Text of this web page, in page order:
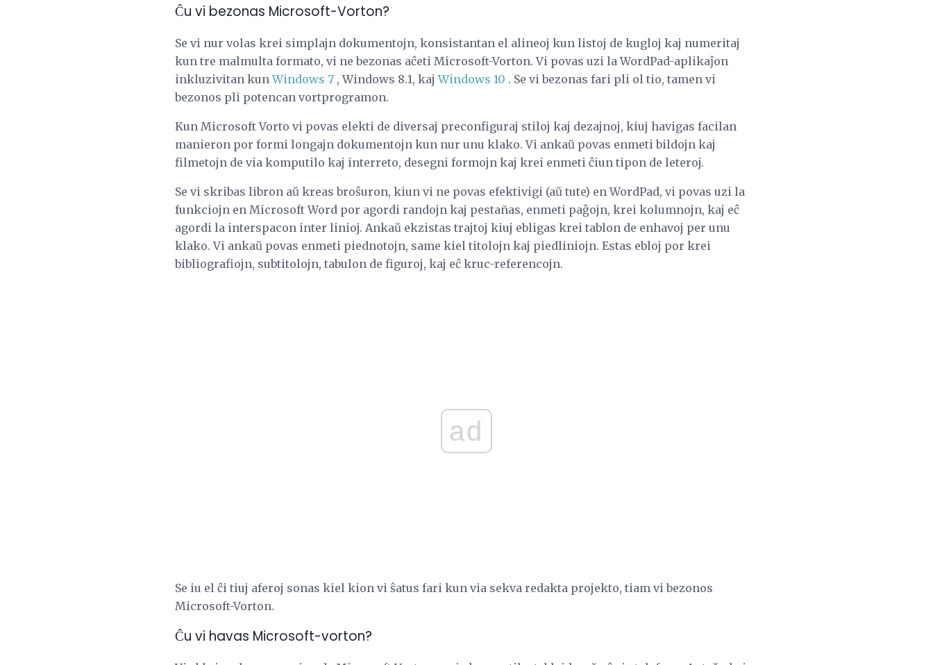
Ĉu vi bezonas Microsoft-Vorton?
Se vi nur volas krei simplajn dokumentojn, konsistantan el alineoj kun listoj de kugloj kaj numeritaj
kun tre malmulta formato, vi ne bezonas aĉeti Microsoft-Vorton. Vi povas uzi la WordPad-aplikaĵon
inkluzivitan kunWindows 7 , Windows 8.1, kajWindows 10 . Se vi bezonas fari pli ol tio, tamen vi
bezonos pli potencan vortprogramon.
Kun Microsoft Vorto vi povas elekti de diversaj preconfiguraj stiloj kaj dezajnoj, kiuj havigas facilan
manieron por formi longajn dokumentojn kun nur unu klako. Vi ankaŭ povas enmeti bildojn kaj
filmetojn de via komputilo kaj interreto, desegni formojn kaj krei enmeti ĉiun tipon de leteroj.
Se vi skribas libron aŭ kreas broŝuron, kiun vi ne povas efektivigi (aŭ tute) en WordPad, vi povas uzi la
funkciojn en Microsoft Word por agordi randojn kaj pestañas, enmeti paĝojn, krei kolumnojn, kaj eĉ
agordi la interspacon inter linioj. Ankaŭ ekzistas trajtoj kiuj ebligas krei tablon de enhavoj per unu
klako. Vi ankaŭ povas enmeti piednotojn, same kiel titolojn kaj piedliniojn. Estas ebloj por krei
bibliografiojn, subtitolojn, tabulon de figuroj, kaj eĉ kruc-referencojn.
ad
Se iu el ĉi tiuj aferoj sonas kiel kion vi ŝatus fari kun via sekva redakta projekto, tiam vi bezonos
Microsoft-Vorton.
Ĉu vi havas Microsoft-vorton?